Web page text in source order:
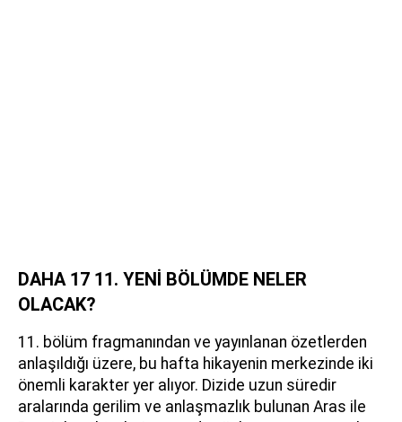
DAHA 17 11. YENİ BÖLÜMDE NELER
OLACAK?
11. bölüm fragmanından ve yayınlanan özetlerden
anlaşıldığı üzere, bu hafta hikayenin merkezinde iki
önemli karakter yer alıyor. Dizide uzun süredir
aralarında gerilim ve anlaşmazlık bulunan Aras ile